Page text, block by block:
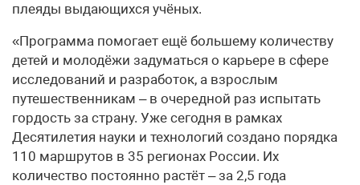
плеяды выдающихся учёных.
«Программа помогает ещё большему количеству
детей и молодёжи задуматься о карьере в сфере
исследований и разработок, а взрослым
путешественникам – в очередной раз испытать
гордость за страну. Уже сегодня в рамках
Десятилетия науки и технологий создано порядка
110 маршрутов в 35 регионах России. Их
количество постоянно растёт – за 2,5 года